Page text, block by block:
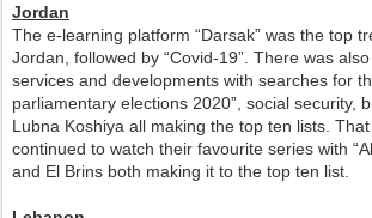
Jordan
The e-learning platform “Darsak” was the top
Jordan, followed by “Covid-19”. There was
services and developments with searches for
parliamentary elections 2020”, social security,
Lubna Koshiya all making the top ten lists.
continued to watch their favourite series with
and El Brins both making it to the top ten list.